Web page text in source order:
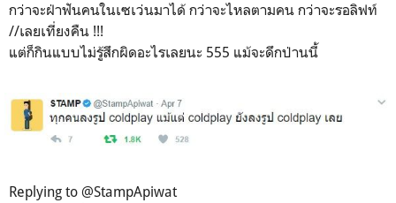
กว่าจะฝ่าฟันคนในเซเว่นมาได้ กว่าจะไหลตามคน กว่าจะรอลิฟท์
//เลยเที่ยงคืน !!!
แต่ก็กินแบบไม่รู้สึกผิดอะไรเลยนะ 555 แม้จะดึกป่านนี้
Replying to @StampApiwat